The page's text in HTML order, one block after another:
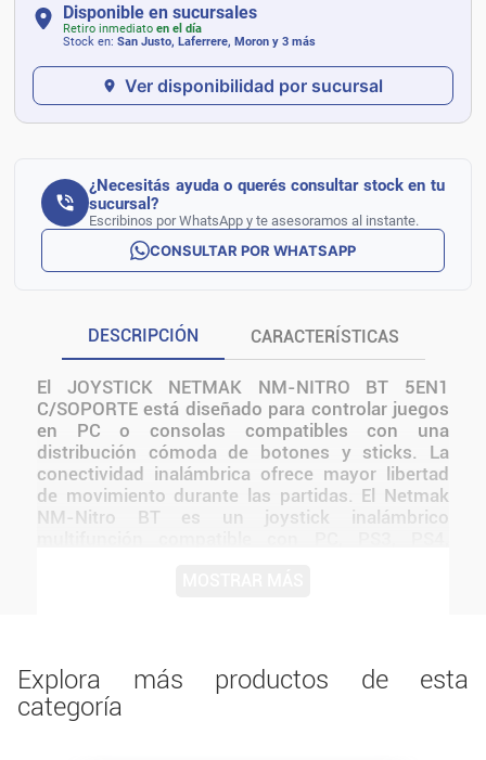
Disponible en sucursales
Retiro inmediato en el día
Stock en: San Justo, Laferrere, Moron y 3 más
Ver disponibilidad por sucursal
¿Necesitás ayuda o querés consultar stock en tu
sucursal?
Escribinos por WhatsApp y te asesoramos al instante.
CONSULTAR POR WHATSAPP
DESCRIPCIÓN CARACTERÍSTICAS
El JOYSTICK NETMAK NM-NITRO BT 5EN1
C/SOPORTE está diseñado para controlar juegos
en PC o consolas compatibles con una
distribución cómoda de botones y sticks. La
conectividad inalámbrica ofrece mayor libertad
de movimiento durante las partidas. El Netmak
NM-Nitro BT es un joystick inalámbrico
diseño de Netmak mantiene una presentación
coherente con la línea y facilita integrarlo a
distintos tipos de setups.
Explora más productos de esta
categoría